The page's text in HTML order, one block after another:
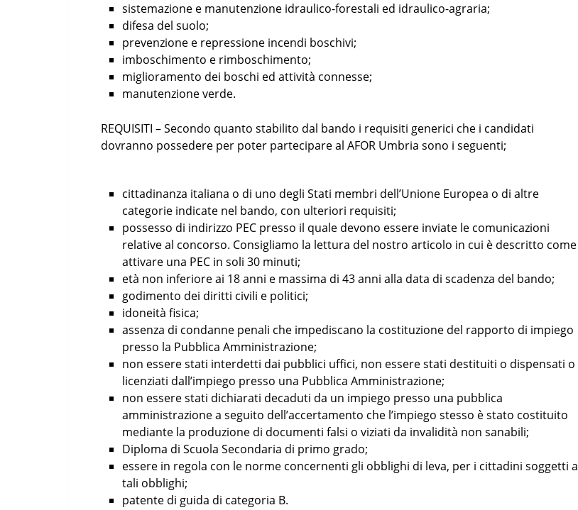
sistemazione e manutenzione idraulico-forestali ed idraulico-agraria;
difesa del suolo;
prevenzione e repressione incendi boschivi;
imboschimento e rimboschimento;
miglioramento dei boschi ed attività connesse;
manutenzione verde.
REQUISITI – Secondo quanto stabilito dal bando i requisiti generici che i candidati
dovranno possedere per poter partecipare al AFOR Umbria sono i seguenti;
cittadinanza italiana o di uno degli Stati membri dell’Unione Europea o di altre
categorie indicate nel bando, con ulteriori requisiti;
possesso di indirizzo PEC presso il quale devono essere inviate le comunicazioni
relative al concorso. Consigliamo la lettura del nostro articolo in cui è descritto come
attivare una PEC in soli 30 minuti;
età non inferiore ai 18 anni e massima di 43 anni alla data di scadenza del bando;
godimento dei diritti civili e politici;
idoneità fisica;
assenza di condanne penali che impediscano la costituzione del rapporto di impiego
presso la Pubblica Amministrazione;
non essere stati interdetti dai pubblici uffici, non essere stati destituiti o dispensati o
licenziati dall’impiego presso una Pubblica Amministrazione;
non essere stati dichiarati decaduti da un impiego presso una pubblica
amministrazione a seguito dell’accertamento che l’impiego stesso è stato costituito
mediante la produzione di documenti falsi o viziati da invalidità non sanabili;
Diploma di Scuola Secondaria di primo grado;
essere in regola con le norme concernenti gli obblighi di leva, per i cittadini soggetti a
tali obblighi;
patente di guida di categoria B.